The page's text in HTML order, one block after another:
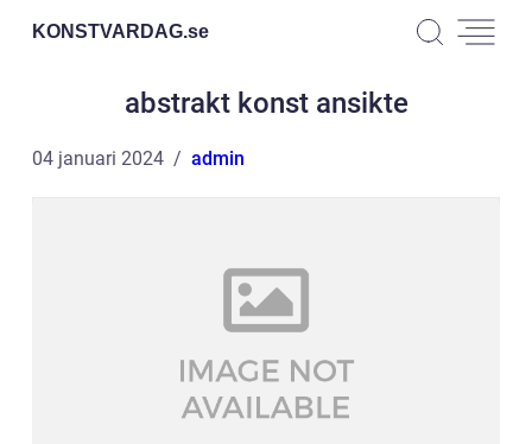
KONSTVARDAG.se
abstrakt konst ansikte
04 januari 2024 admin